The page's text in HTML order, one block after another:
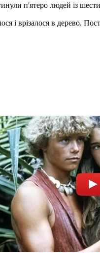
п'ятеро людей із
і врізалося в дерево.